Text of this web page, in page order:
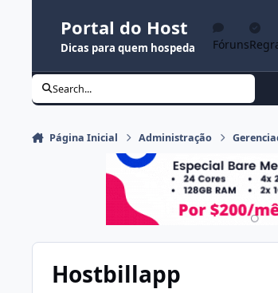
Portal do Host
Dicas para quem hospeda Fóruns
Search...
Página Inicial Administração
Hostbillapp